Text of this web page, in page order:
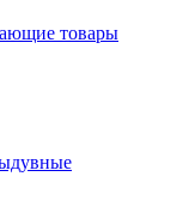
товары